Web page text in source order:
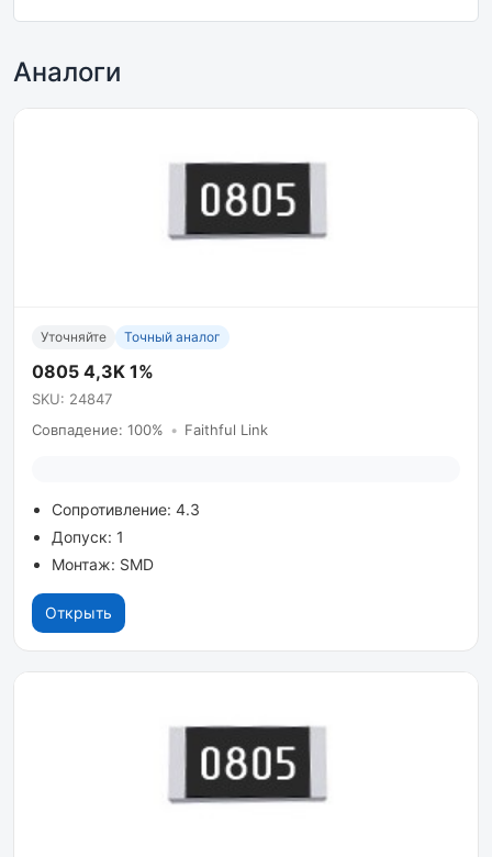
Аналоги
Уточняйте Точный аналог
0805 4,3K 1%
SKU: 24847
Совпадение: 100% • Faithful Link
Сопротивление: 4.3
Допуск: 1
Монтаж: SMD
Открыть